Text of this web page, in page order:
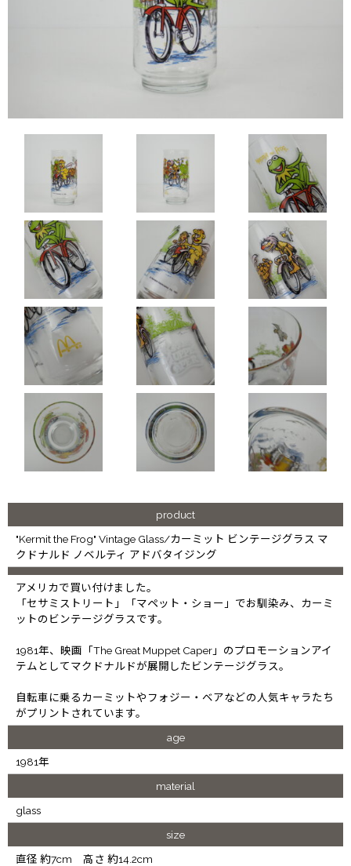
product
"Kermit the Frog" Vintage Glass/カーミット ビンテージグラス マ
クドナルド ノベルティ アドバタイジング
アメリカで買い付けました。
「セサミストリート」「マペット・ショー」でお馴染み、カーミ
ットのビンテージグラスです。
1981年、映画「The Great Muppet Caper」のプロモーションアイ
テムとしてマクドナルドが展開したビンテージグラス。
自転車に乗るカーミットやフォジー・ベアなどの人気キャラたち
がプリントされています。
age
1981年
material
glass
size
直径 約7cm 高さ 約14.2cm